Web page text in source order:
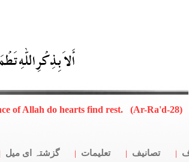
of Allah do hearts find rest. (Ar-Ra'd-28)
تصانیف تعلیمات گزشتہ ای میل